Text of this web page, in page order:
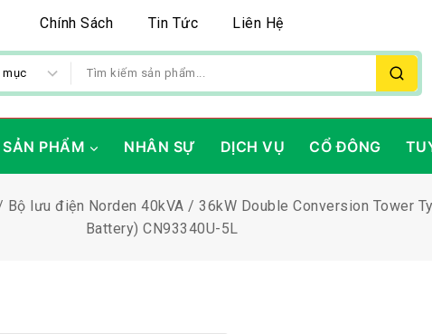
Chính Sách Tin Tức Liên Hệ
SẢN PHẨM NHÂN SỰ DỊCH VỤ CỔ ĐÔNG
Bộ lưu điện Norden 40kVA / 36kW Double Conversion Tower
Battery) CN93340U-5L